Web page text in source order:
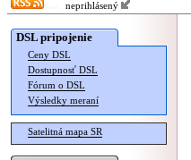
neprihlásený
DSL pripojenie
Ceny DSL
Dostupnosť DSL
Fórum o DSL
Výsledky meraní
Satelitná mapa SR